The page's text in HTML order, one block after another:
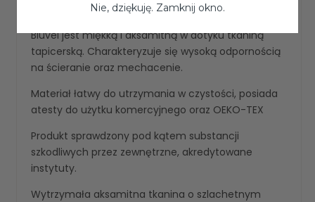
Bluvel jest miękką i aksamitną w dotyku tkaniną
tapicerską. Charakteryzuje się wysoką odpornością
na ścieranie oraz mechacenie.
Materiał łatwy do utrzymania w czystości, posiada
atesty do użytku komercyjnego oraz OEKO-TEX
Produkt sprawdzony pod kątem substancji
szkodliwych przez zewnętrzne, akredytowane
instytuty.
Wytrzymała aksamitna tkanina o szlachetnym
Nie, dziękuję. Zamknij okno.